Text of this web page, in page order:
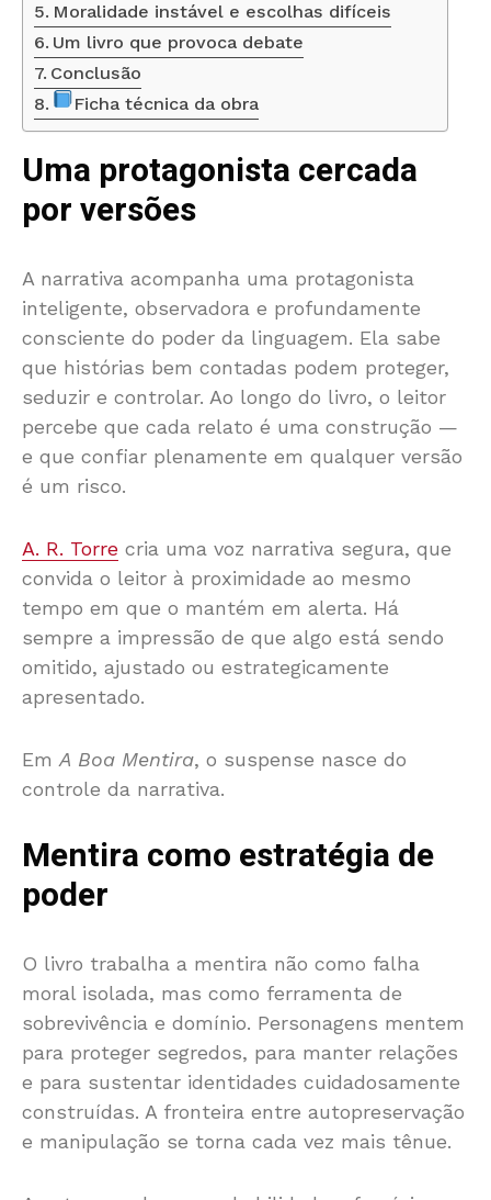
Moralidade instável e escolhas difíceis
Um livro que provoca debate
Conclusão
Ficha técnica da obra
Uma protagonista cercada
por versões
A narrativa acompanha uma protagonista
inteligente, observadora e profundamente
consciente do poder da linguagem. Ela sabe
que histórias bem contadas podem proteger,
seduzir e controlar. Ao longo do livro, o leitor
percebe que cada relato é uma construção —
e que confiar plenamente em qualquer versão
é um risco.
A. R. Torre cria uma voz narrativa segura, que
convida o leitor à proximidade ao mesmo
tempo em que o mantém em alerta. Há
sempre a impressão de que algo está sendo
omitido, ajustado ou estrategicamente
apresentado.
Em A Boa Mentira, o suspense nasce do
controle da narrativa.
Mentira como estratégia de
poder
O livro trabalha a mentira não como falha
moral isolada, mas como ferramenta de
sobrevivência e domínio. Personagens mentem
para proteger segredos, para manter relações
e para sustentar identidades cuidadosamente
construídas. A fronteira entre autopreservação
e manipulação se torna cada vez mais tênue.